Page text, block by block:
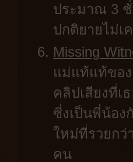
ประมาณ 3
ปกติยายไม่เ
Missing
แม่แท้แท้ขอ
คลิปเสียงที่เ
ซี่งเป็นพี่น้อง
ใหม่ที่รวยกว่
คน